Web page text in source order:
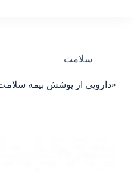
سلامت
«دارویی از پوشش بیمه